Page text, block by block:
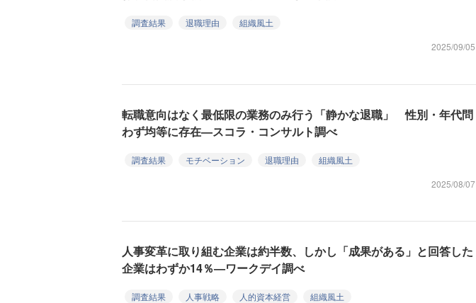
調査結果 退職理由
組織風土
2025/09/05
転職意向はなく最低限の業務のみ行う「静かな退職」 性別・年代問
わず均等に存在—スコラ・コンサルト調べ
調査結果 モチベーション 退職理由
組織風土
2025/08/07
人事変革に取り組む企業は約半数、しかし「成果がある」と回答した
企業はわずか14％—ワークデイ調べ
調査結果 人事戦略 人的資本経営
組織風土